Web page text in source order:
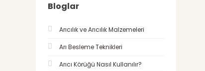
Bloglar
Arıcılık ve Arıcılık Malzemeleri
Arı Besleme Teknikleri
Arıcı Körüğü Nasıl Kullanılır?